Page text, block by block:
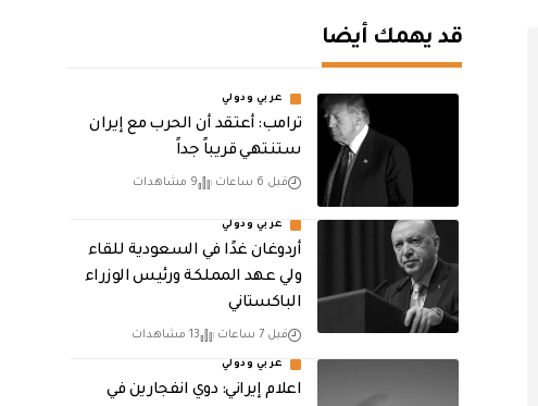
قد يهمك أيضا
عربي ودولي
‏ترامب: أعتقد أن الحرب مع إيران
ستنتهي قريباً جداً
قبل 6 ساعات 9 مشاهدات
عربي ودولي
أردوغان غدًا في السعودية للقاء
ولي عهد المملكة ورئيس الوزراء
الباكستاني
قبل 7 ساعات 13 مشاهدات
عربي ودولي
اعلام إيراني: دوي انفجارين في